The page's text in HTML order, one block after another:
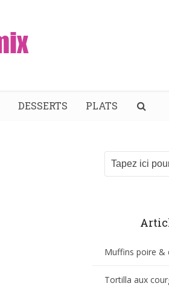
DESSERTS PLATS
Muffins poire &
Tortilla aux